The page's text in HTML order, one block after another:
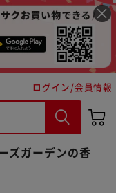
ログイン/会員情報
ズガーデンの香